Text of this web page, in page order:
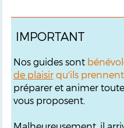
IMPORTANT
Nos guides sont
de plaisirqu'ils
préparer et animer
vous proposent.